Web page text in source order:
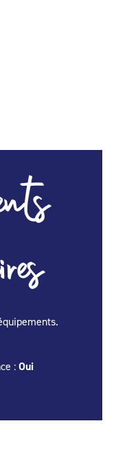
: Oui